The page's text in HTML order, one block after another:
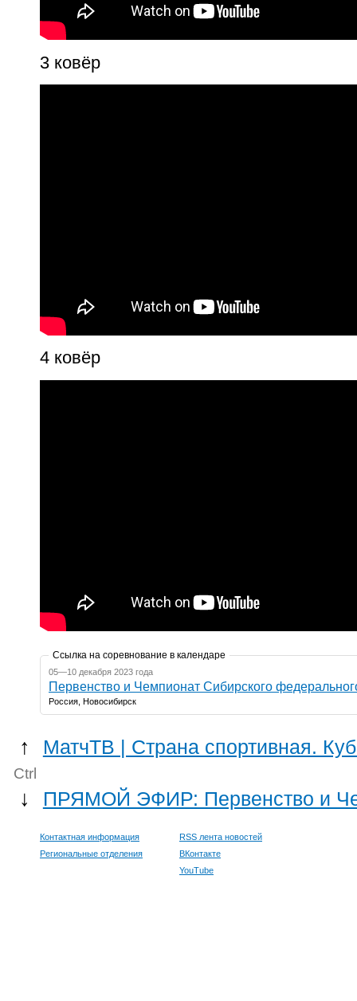
3 ковёр
4 ковёр
Ссылка на соревнование в календаре
05—10 декабря 2023 года
Первенство и Чемпионат Сибирского
Россия, Новосибирск
↑ МатчТВ | Страна спортивная.
Ctrl
↓ ПРЯМОЙ ЭФИР: Первенство и
Контактная информация
Региональные отделения
RSS лента новостей
ВКонтакте
YouTube